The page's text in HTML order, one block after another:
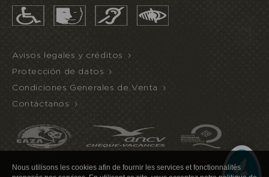
Avisos legales y créditos
Protección de datos
Condiciones Generales de Venta
Contáctanos
Nous utilisons les cookies afin de fournir les services et fonctionnalités